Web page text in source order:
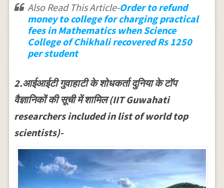
Also Read This Article-Order to refund
money to college for charging practical
fees in Mathematics when Science
College of Chikhali recovered Rs 1250
per student
2.आईआईटी गुवाहाटी के शोधकर्ता दुनिया के टॉप
वैज्ञानिकों की सूची में शामिल (IIT Guwahati
researchers included in list of world top
scientists)-